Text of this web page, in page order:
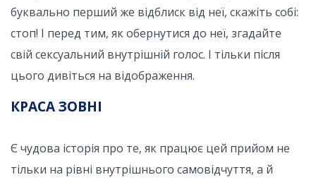
буквально перший же відблиск від неї, скажіть собі:
стоп! І перед тим, як обернутися до неї, згадайте
свій сексуальний внутрішній голос. І тільки після
цього дивіться на відображення.
КРАСА ЗОВНІ
Є чудова історія про те, як працює цей прийом не
тільки на рівні внутрішнього самовідчуття, а й